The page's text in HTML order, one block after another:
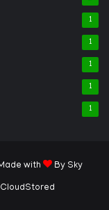
1
1
1
1
1
with By Sky